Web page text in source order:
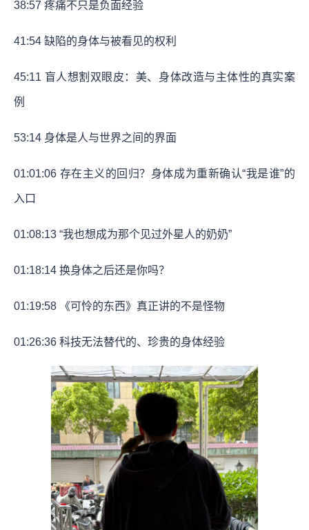
38:57 疼痛不只是负面经验
41:54 缺陷的身体与被看见的权利
45:11 盲人想割双眼皮：美、身体改造与主体性的真实案
例
53:14 身体是人与世界之间的界面
01:01:06 存在主义的回归？身体成为重新确认“我是谁”的
入口
01:08:13 “我也想成为那个见过外星人的奶奶”
01:18:14 换身体之后还是你吗？
01:19:58 《可怜的东西》真正讲的不是怪物
01:26:36 科技无法替代的、珍贵的身体经验